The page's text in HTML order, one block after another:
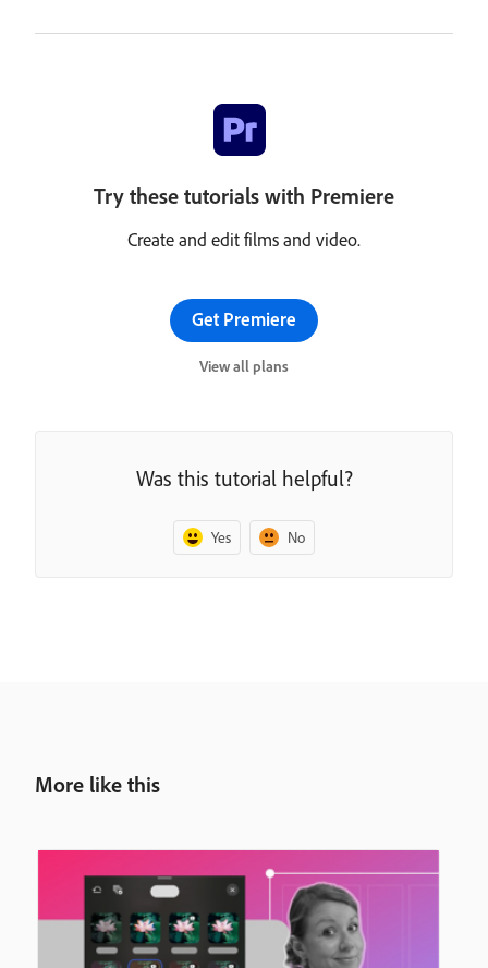
Try these tutorials with Premiere
Create and edit films and video.
Get Premiere
View all plans
Was this tutorial helpful?
Yes No
More like this